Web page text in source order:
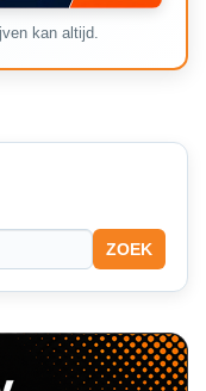
kan altijd.
ZOEK